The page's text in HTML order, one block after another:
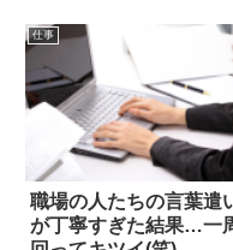
仕事
職場の人たちの言葉遣
が丁寧すぎた結果…一